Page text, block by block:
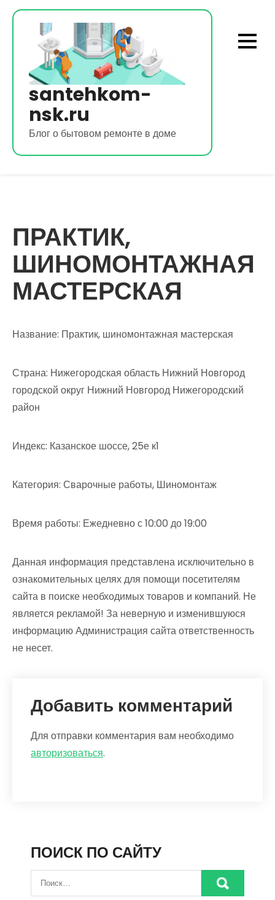
Перейти
содержимому
santehkom-
nsk.ru
Блог о бытовом ремонте в доме
ПРАКТИК,
ШИНОМОНТАЖНАЯ
МАСТЕРСКАЯ
Название: Практик, шиномонтажная мастерская
Страна: Нижегородская область Нижний Новгород
городской округ Нижний Новгород Нижегородский
район
Индекс: Казанское шоссе, 25е к1
Категория: Сварочные работы, Шиномонтаж
Время работы: Ежедневно с 10:00 до 19:00
Данная информация представлена исключительно в
ознакомительных целях для помощи посетителям
сайта в поиске необходимых товаров и компаний. Не
является рекламой! За неверную и изменившуюся
информацию Администрация сайта ответственность
не несет.
Добавить комментарий
Для отправки комментария вам необходимо
авторизоваться.
ПОИСК ПО САЙТУ